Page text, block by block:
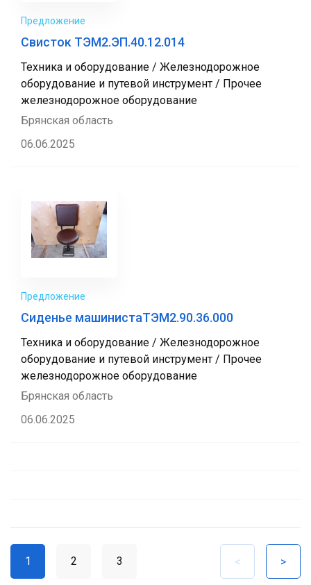
Предложение
Свисток ТЭМ2.ЭП.40.12.014
Техника и оборудование / Железнодорожное
оборудование и путевой инструмент / Прочее
железнодорожное оборудование
Брянская область
06.06.2025
Предложение
Сиденье машинистаТЭМ2.90.36.000
Техника и оборудование / Железнодорожное
оборудование и путевой инструмент / Прочее
железнодорожное оборудование
Брянская область
06.06.2025
1 2 3 < >